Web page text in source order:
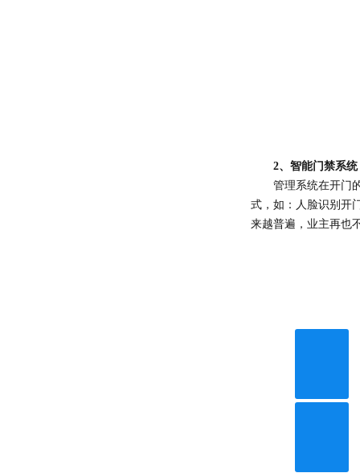
2、 智能门禁系统
管理系统在开门
式， 如： 人脸识别开
来越普遍， 业主再也